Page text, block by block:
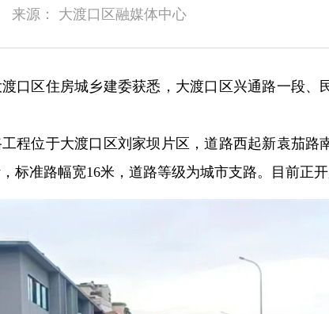
来源： 大渡口区融媒体中心
口区住房城乡建委获悉，大渡口区兴通路一段、
程位于大渡口区刘家坝片区，道路西起新袁茄路
标准路幅宽16米，道路等级为城市支路。目前正